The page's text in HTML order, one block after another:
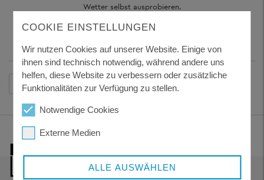
Wetter selbst ausprobieren.
Zurück
COOKIE EINSTELLUNGEN
Wir nutzen Cookies auf unserer Website. Einige von
ihnen sind technisch notwendig, während andere uns
helfen, diese Website zu verbessern oder zusätzliche
Funktionalitäten zur Verfügung zu stellen.
Notwendige Cookies
Externe Medien
ALLE AUSWÄHLEN